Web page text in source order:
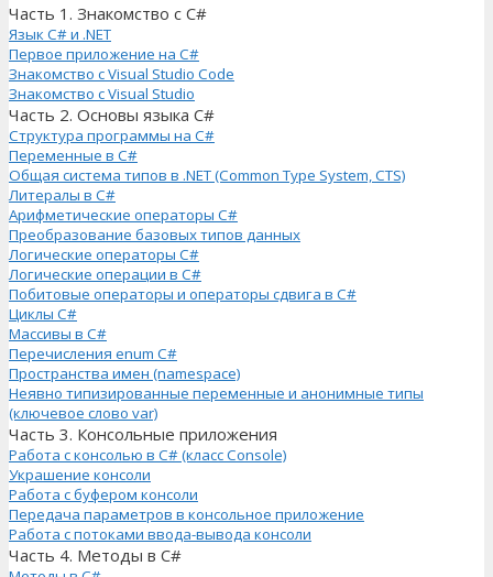
Часть 1. Знакомство с C#
Язык C# и .NET
Первое приложение на C#
Знакомство с Visual Studio Code
Знакомство с Visual Studio
Часть 2. Основы языка C#
Структура программы на C#
Переменные в C#
Общая система типов в .NET (Common Type System, CTS)
Литералы в C#
Арифметические операторы C#
Преобразование базовых типов данных
Логические операторы C#
Логические операции в C#
Побитовые операторы и операторы сдвига в C#
Циклы C#
Массивы в C#
Перечисления enum C#
Пространства имен (namespace)
Неявно типизированные переменные и анонимные типы
(ключевое слово var)
Часть 3. Консольные приложения
Работа с консолью в C# (класс Console)
Украшение консоли
Работа с буфером консоли
Передача параметров в консольное приложение
Работа с потоками ввода-вывода консоли
Часть 4. Методы в C#